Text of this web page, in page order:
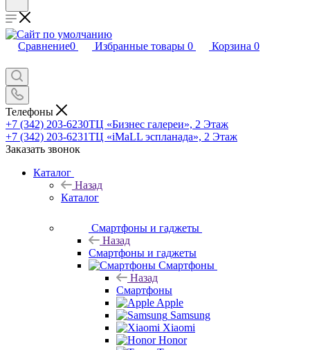
Сравнение0 Избранные товары 0 Корзина 0
Телефоны
+7 (342) 203-6230ТЦ «Бизнес галереи», 2 Этаж
+7 (342) 203-6231ТЦ «iMaLL эспланада», 2 Этаж
Заказать звонок
Каталог
Назад
Каталог
Смартфоны и гаджеты
Назад
Смартфоны и гаджеты
Смартфоны
Назад
Смартфоны
Apple
Samsung
Xiaomi
Honor